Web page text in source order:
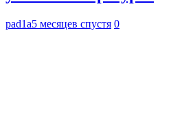
pad1a5 месяцев спустя 0